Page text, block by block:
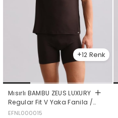
12
Mısırlı BAMBU ZEUS LUXURY
Regular Fit V Yaka Fanila /
T-Shirt Kahverengi
EFNL000015